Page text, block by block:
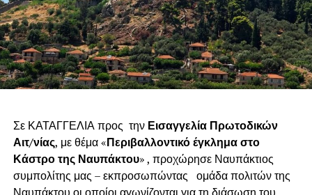
Σε ΚΑΤΑΓΓΕΛΙΑ προς την Εισαγγελία Πρωτοδικών
Αιτ/νίας, με θέμα «Περιβαλλοντικό έγκλημα στο
Κάστρο της Ναυπάκτου» , προχώρησε Ναυπάκτιος
συμπολίτης μας – εκπροσωπώντας ομάδα πολιτών της
Ναυπάκτου οι οποίοι αγωνίζονται για τη διάσωση του